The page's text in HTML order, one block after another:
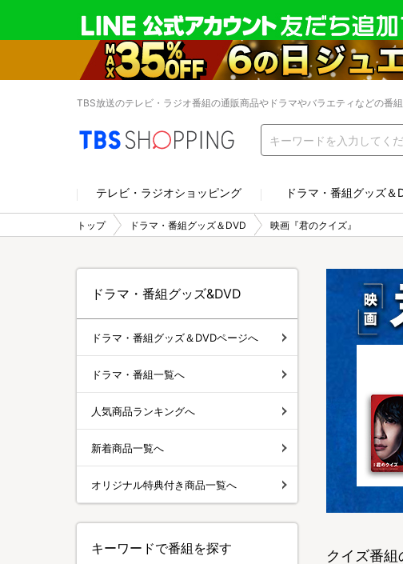
TBS放送のテレビ・ラジオ番組の通販商品やドラマやバラエティなどの番
テレビ・ラジオショッピング ドラマ・番組グッズ＆
トップ ドラマ・番組グッズ＆DVD 映画『君のクイズ』
クイズ番組
ドラマ・番組グッズ&DVD
ドラマ・番組グッズ＆DVDページへ
ドラマ・番組一覧へ
人気商品ランキングへ
新着商品一覧へ
オリジナル特典付き商品一覧へ
キーワードで番組を探す